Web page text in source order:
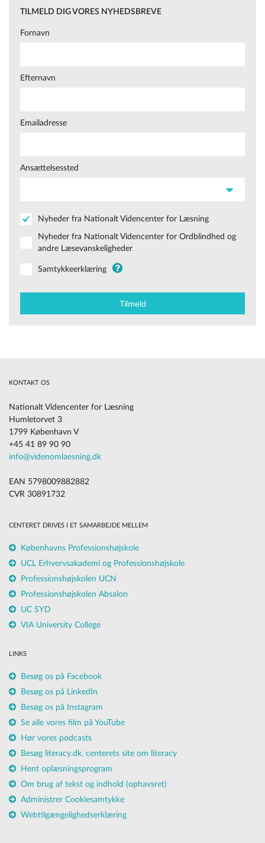
TILMELD DIG VORES NYHEDSBREVE
Fornavn
Efternavn
Emailadresse
Ansættelsessted
Nyheder fra Nationalt Videncenter for Læsning
Nyheder fra Nationalt Videncenter for Ordblindhed og
andre Læsevanskeligheder
Samtykkeerklæring
KONTAKT OS
Nationalt Videncenter for Læsning
Humletorvet 3
1799 København V
+45 41 89 90 90
info@videnomlaesning.dk
EAN 5798009882882
CVR 30891732
CENTERET DRIVES I ET SAMARBEJDE MELLEM
Københavns Professionshøjskole
UCL Erhvervsakademi og Professionshøjskole
Professionshøjskolen UCN
Professionshøjskolen Absalon
UC SYD
VIA University College
LINKS
Besøg os på Facebook
Besøg os på LinkedIn
Besøg os på Instagram
Se alle vores film på YouTube
Hør vores podcasts
Besøg literacy.dk, centerets site om literacy
Hent oplæsningsprogram
Om brug af tekst og indhold (ophavsret)
Administrer Cookiesamtykke
Webtilgængelighedserklæring